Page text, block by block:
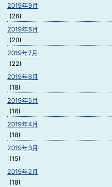
2019年9月
(26)
2019年8月
(20)
2019年7月
(22)
2019年6月
(18)
2019年5月
(16)
2019年4月
(18)
2019年3月
(15)
2019年2月
(18)